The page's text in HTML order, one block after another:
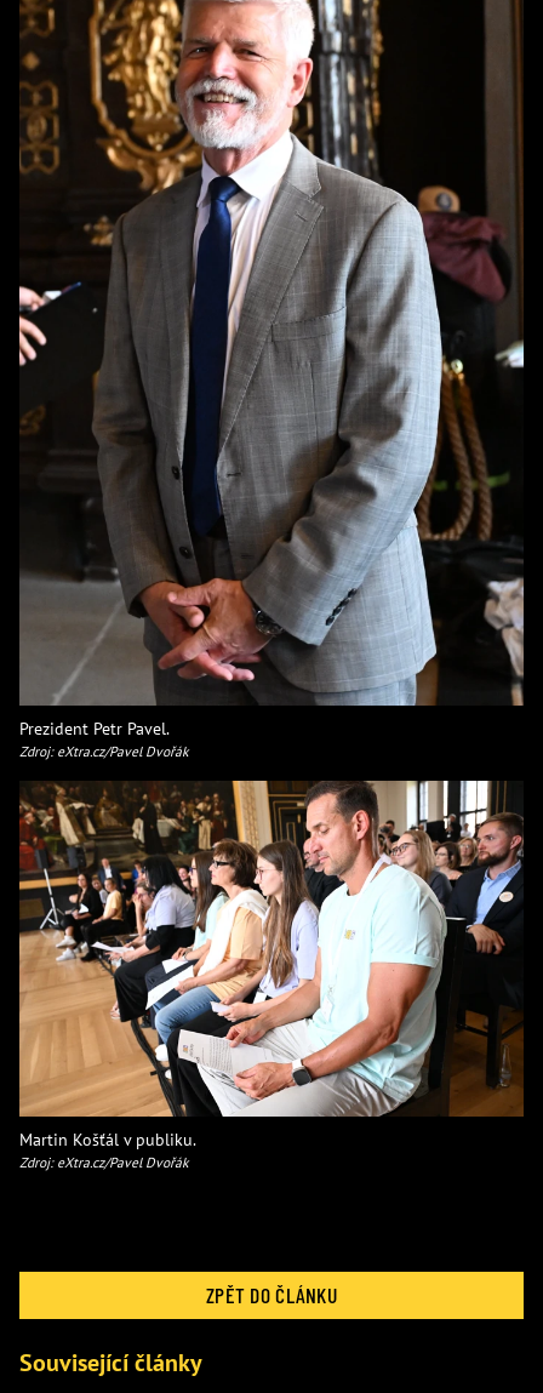
Prezident Petr Pavel.
Zdroj: eXtra.cz/Pavel Dvořák
Martin Košťál v publiku.
Zdroj: eXtra.cz/Pavel Dvořák
ZPĚT DO ČLÁNKU
Související články